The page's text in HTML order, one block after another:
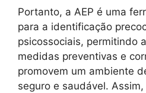
Portanto, a AEP é uma
para a identificação
psicossociais, permitindo
medidas preventivas e
promovem um ambiente
seguro e saudável.